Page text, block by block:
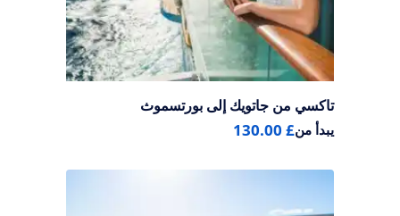
تاكسي من جاتويك إلى بورتسموث
يبدأ من£ 130.00